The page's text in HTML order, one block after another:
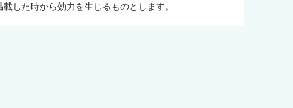
した時から効力を生じるものとします。